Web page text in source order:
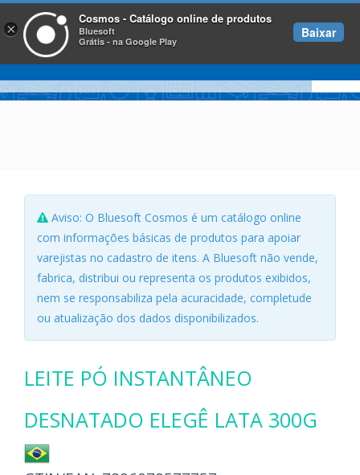
Aviso: O Bluesoft Cosmos é um catálogo online
com informações básicas de produtos para apoiar
varejistas no cadastro de itens. A Bluesoft não vende,
fabrica, distribui ou representa os produtos exibidos,
nem se responsabiliza pela acuracidade, completude
ou atualização dos dados disponibilizados.
LEITE PÓ INSTANTÂNEO
DESNATADO ELEGÊ LATA 300G
×
Cosmos - Catálogo online de produtos
Bluesoft
Grátis - na Google Play
Baixar